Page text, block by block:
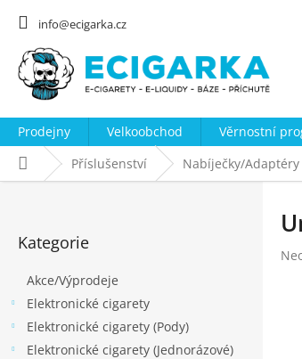
info@ecigarka.cz
Prodejny Velkoobchod Věrnostní
Domů Příslušenství Nabíječky/Adaptéry
kategorie
Kategorie
Akce/Výprodeje
Elektronické cigarety
Elektronické cigarety (Pody)
Elektronické cigarety (Jednorázové)